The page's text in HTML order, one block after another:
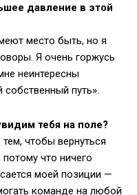
давление в этой
место быть, но я
Я очень горжусь
неинтересны
собственный путь».
тебя на поле?
чтобы вернуться
что ничего
моей позиции —
команде на любой